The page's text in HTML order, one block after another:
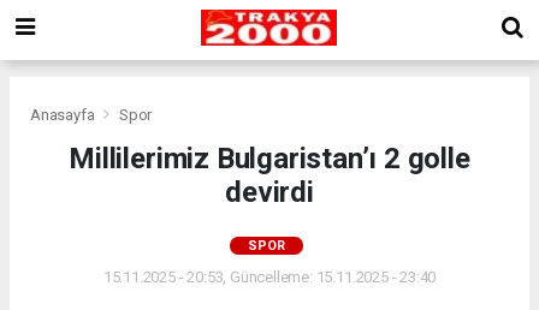
Anasayfa Spor
Millilerimiz Bulgaristan’ı 2 golle
devirdi
SPOR
15.11.2025 - 20:53, Güncelleme: 15.11.2025 - 23:40